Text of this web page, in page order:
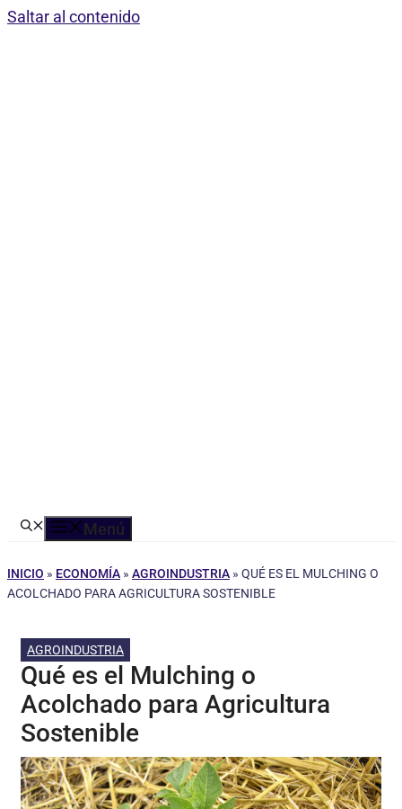
Saltar al contenido
Menú
INICIO » ECONOMÍA » AGROINDUSTRIA » QUÉ ES EL MULCHING O
ACOLCHADO PARA AGRICULTURA SOSTENIBLE
AGROINDUSTRIA
Qué es el Mulching o
Acolchado para Agricultura
Sostenible